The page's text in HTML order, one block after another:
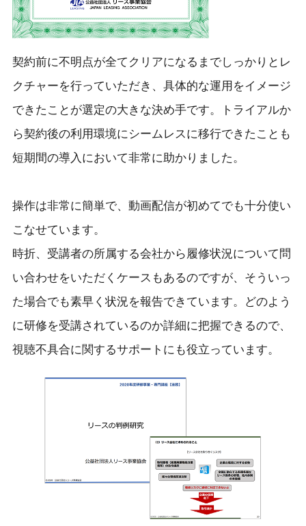
契約前に不明点が全てクリアになるまでしっかりとレ
クチャーを行っていただき、具体的な運用をイメージ
できたことが選定の大きな決め手です。トライアルか
ら契約後の利用環境にシームレスに移行できたことも
短期間の導入において非常に助かりました。
操作は非常に簡単で、動画配信が初めてでも十分使い
こなせています。
時折、受講者の所属する会社から履修状況について問
い合わせをいただくケースもあるのですが、そういっ
た場合でも素早く状況を報告できています。どのよう
に研修を受講されているのか詳細に把握できるので、
視聴不具合に関するサポートにも役立っています。